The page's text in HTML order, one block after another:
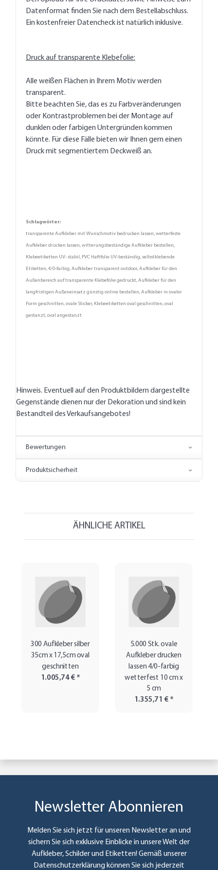
Datenformat finden Sie nach dem Bestellabschluss.
Ein kostenfreier Datencheck ist natürlich inklusive.
Druck auf transparente Klebefolie:
Alle weißen Flächen in Ihrem Motiv werden
transparent.
Bitte beachten Sie, das es zu Farbveränderungen
oder Kontrastproblemen bei der Montage auf
dunklen oder farbigen Untergründen kommen
könnte. Für diese Fälle bieten wir Ihnen gern einen
Druck mit segmentiertem Deckweiß an.
Schlagwörter:
transparente Aufkleber mit Wunschmotiv bedrucken lassen, wetterfeste
Aufkleber drucken lassen, witterungsbeständige Aufkleber bestellen,
Klebeetiketten UV- stabil, PVC Haftfolie UV-beständig, selbstklebende
Etiketten, 4/0-farbig, Aufkleber transparent outdoor, Aufkleber für den
Außenbereich auf transparente Klebefolie gedruckt, Aufkleber für den
langfristigen Außeneinsatz günstig online bestellen, Aufkleber in ovaler
Form geschnitten, ovale Sticker, Klebeetiketten oval geschnitten, oval
gestanzt, oval angestanzt
Hinweis. Eventuell auf den Produktbildern dargestellte
Gegenstände dienen nur der Dekoration und sind kein
Bestandteil des Verkaufsangebotes!
Bewertungen
Produktsicherheit
ÄHNLICHE ARTIKEL
300 Aufkleber silber
35cm x 17,5cm oval
geschnitten
1.005,74 € *
5.000 Stk. ovale
Aufkleber drucken
lassen 4/0-farbig
wetterfest 10 cm x
5 cm
1.355,71 € *
Newsletter Abonnieren
Melden Sie sich jetzt für unseren Newsletter an und
sichern Sie sich exklusive Einblicke in unsere Welt der
Aufkleber, Schilder und Etiketten! Gemäß unserer
Datenschutzerklärung können Sie sich jederzeit